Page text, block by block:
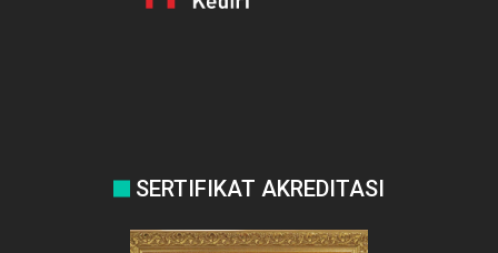
SERTIFIKAT AKREDITASI